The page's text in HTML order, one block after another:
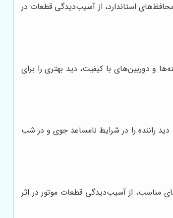
استاندارد، از آسیب‌دیدگی قطعات در
و دوربین‌های با کیفیت، دید بهتری را برای
دید راننده را در شرایط نامساعد جوی و در شب
مناسب، از آسیب‌دیدگی قطعات موتور در اثر